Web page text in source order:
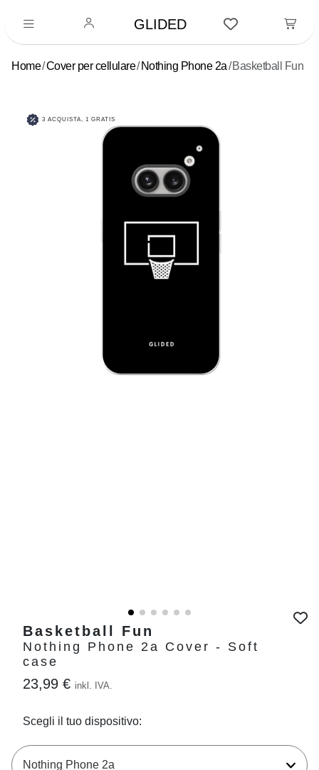
GLIDED
Home Cover per cellulare Nothing Phone 2a Basketball Fun
3 ACQUISTA, 1 GRATIS
Basketball Fun
Nothing Phone 2a Cover - Soft
case
23,99 € inkl. IVA.
Scegli il tuo dispositivo: